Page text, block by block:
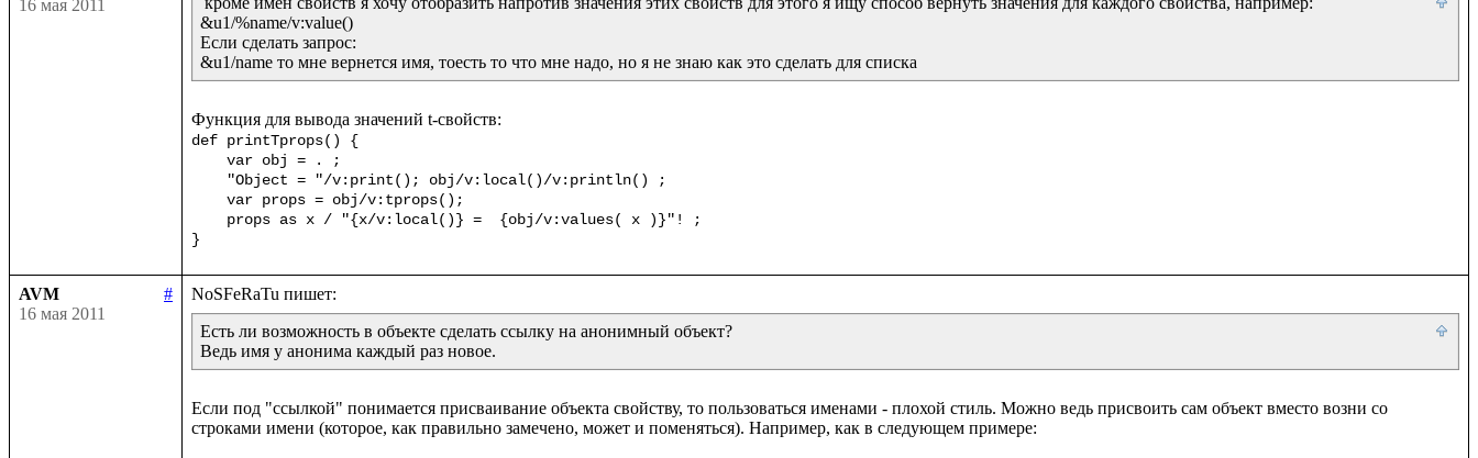
16 мая 2011
&u1/%name/v:value()
Если сделать запрос:
&u1/name то мне вернется имя, тоесть то что мне надо, но я не знаю как это сделать для списка
def printTprops() {
var obj = . ;
var props = obj/v:tprops();
props as x / "{x/v:local()} =  {obj/v:values( x )}"! ;
}
AVM
#
16 мая 2011
Есть ли возможность в объекте сделать ссылку на анонимный объект?
Ведь имя у анонима каждый раз новое.
Если под "ссылкой" понимается присваивание объекта свойству, то пользоваться именами - плохой стиль. Можно ведь присвоить сам объект вместо возни со
строками имени (которое, как правильно замечено, может и поменяться). Например, как в следующем примере: